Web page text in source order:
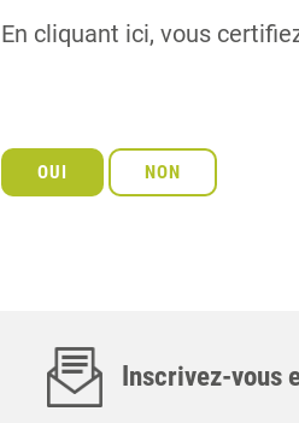
En cliquant ici, vous
Inscrivez-vous